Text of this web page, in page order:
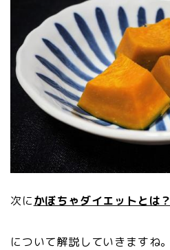
次にかぼちゃダイエットとは？
について解説していきますね。